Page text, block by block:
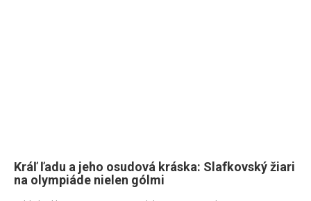
Kráľ ľadu a jeho osudová kráska: Slafkovský žiari
na olympiáde nielen gólmi